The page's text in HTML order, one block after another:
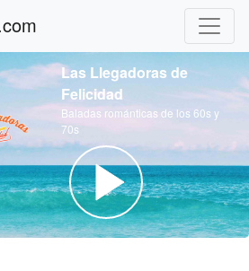
Las Llegadoras de
Felicidad
Baladas románticas de los 60s y
70s